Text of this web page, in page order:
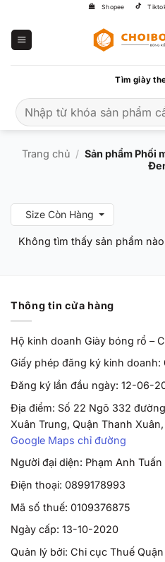
Shopee
Tìm giày
kiếm:
Trang chủ / Sản phẩm Phối
Size Còn Hàng
Không tìm thấy sản phẩm
Thông tin cửa hàng
Hộ kinh doanh Giày bóng rổ –
Giấy phép đăng ký kinh doanh:
Đăng ký lần đầu ngày: 12-06-
Địa điểm: Số 22 Ngõ 332
Xuân Trung, Quận Thanh
Google Maps chỉ đường
Người đại diện: Phạm Anh Tuấn
Điện thoại: 0899178993
Mã số thuế: 0109376875
Ngày cấp: 13-10-2020
Quản lý bởi: Chi cục Thuế